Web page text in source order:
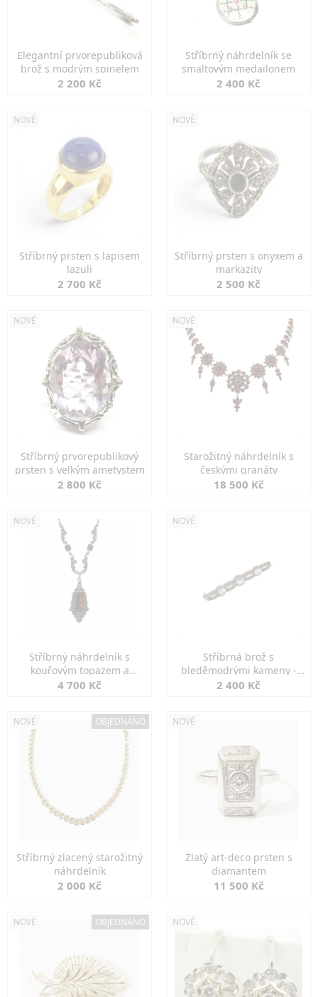
Elegantní prvorepubliková
brož s modrým spinelem
2 200 Kč
Stříbrný náhrdelník se
smaltovým medailonem
2 400 Kč
NOVÉ
Stříbrný prsten s lapisem
lazuli
2 700 Kč
NOVÉ
Stříbrný prsten s onyxem a
markazity
2 500 Kč
NOVÉ
Stříbrný prvorepublikový
prsten s velkým ametystem
2 800 Kč
NOVÉ
Starožitný náhrdelník s
českými granáty
18 500 Kč
NOVÉ
Stříbrný náhrdelník s
kouřovým topazem a
markazity
4 700 Kč
NOVÉ
Stříbrná brož s
bleděmodrými kameny -
jemná elegance
2 400 Kč
NOVÉ OBJEDNÁNO
Stříbrný zlacený starožitný
náhrdelník
2 000 Kč
NOVÉ
Zlatý art-deco prsten s
diamantem
11 500 Kč
NOVÉ OBJEDNÁNO NOVÉ